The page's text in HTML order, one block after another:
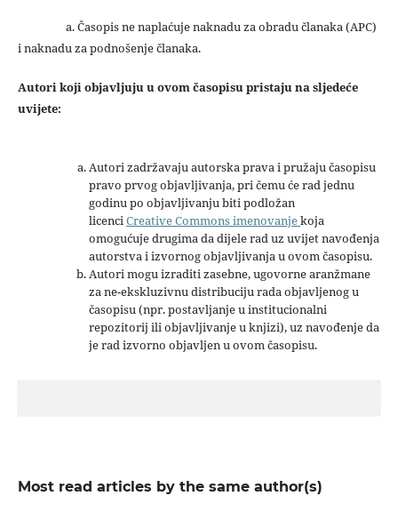
a. Časopis ne naplaćuje naknadu za obradu članaka (APC)
i naknadu za podnošenje članaka.
Autori koji objavljuju u ovom časopisu pristaju na sljedeće
uvijete:
Autori zadržavaju autorska prava i pružaju časopisu
pravo prvog objavljivanja, pri čemu će rad jednu
godinu po objavljivanju biti podložan
licenciCreative Commons imenovanjekoja
omogućuje drugima da dijele rad uz uvijet navođenja
autorstva i izvornog objavljivanja u ovom časopisu.
Autori mogu izraditi zasebne, ugovorne aranžmane
za ne-ekskluzivnu distribuciju rada objavljenog u
časopisu (npr. postavljanje u institucionalni
repozitorij ili objavljivanje u knjizi), uz navođenje da
je rad izvorno objavljen u ovom časopisu.
Most read articles by the same author(s)